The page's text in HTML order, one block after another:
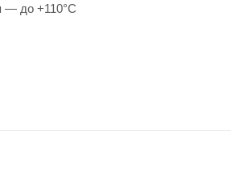
— до +110°С